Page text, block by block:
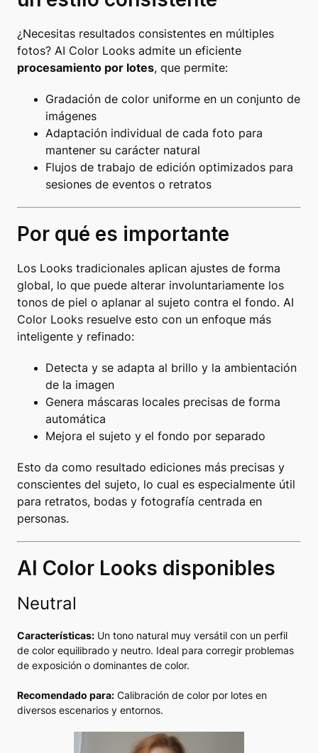
¿Necesitas resultados consistentes en múltiples
fotos? AI Color Looks admite un eficiente
procesamiento por lotes, que permite:
Gradación de color uniforme en un conjunto de
imágenes
Adaptación individual de cada foto para
mantener su carácter natural
Flujos de trabajo de edición optimizados para
sesiones de eventos o retratos
Por qué es importante
Los Looks tradicionales aplican ajustes de forma
global, lo que puede alterar involuntariamente los
tonos de piel o aplanar al sujeto contra el fondo. AI
Color Looks resuelve esto con un enfoque más
inteligente y refinado:
Detecta y se adapta al brillo y la ambientación
de la imagen
Genera máscaras locales precisas de forma
automática
Mejora el sujeto y el fondo por separado
Esto da como resultado ediciones más precisas y
conscientes del sujeto, lo cual es especialmente útil
para retratos, bodas y fotografía centrada en
personas.
AI Color Looks disponibles
Neutral
Características: Un tono natural muy versátil con un perfil
de color equilibrado y neutro. Ideal para corregir problemas
de exposición o dominantes de color.
Recomendado para: Calibración de color por lotes en
diversos escenarios y entornos.